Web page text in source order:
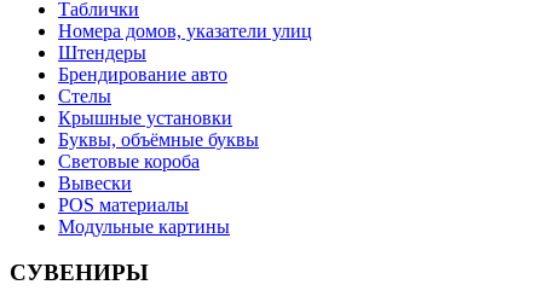
Таблички
Номера домов, указатели улиц
Штендеры
Брендирование авто
Стелы
Крышные установки
Буквы, объёмные буквы
Световые короба
Вывески
POS материалы
Модульные картины
СУВЕНИРЫ